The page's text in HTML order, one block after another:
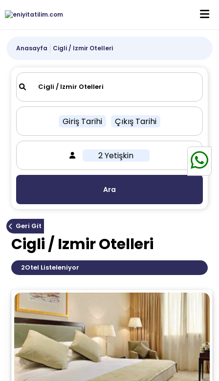
Anasayfa Cigli / Izmir Otelleri
Giriş Tarihi Çıkış Tarihi
2 Yetişkin
Ara
Geri Git
Cigli / Izmir Otelleri
2Otel Listeleniyor